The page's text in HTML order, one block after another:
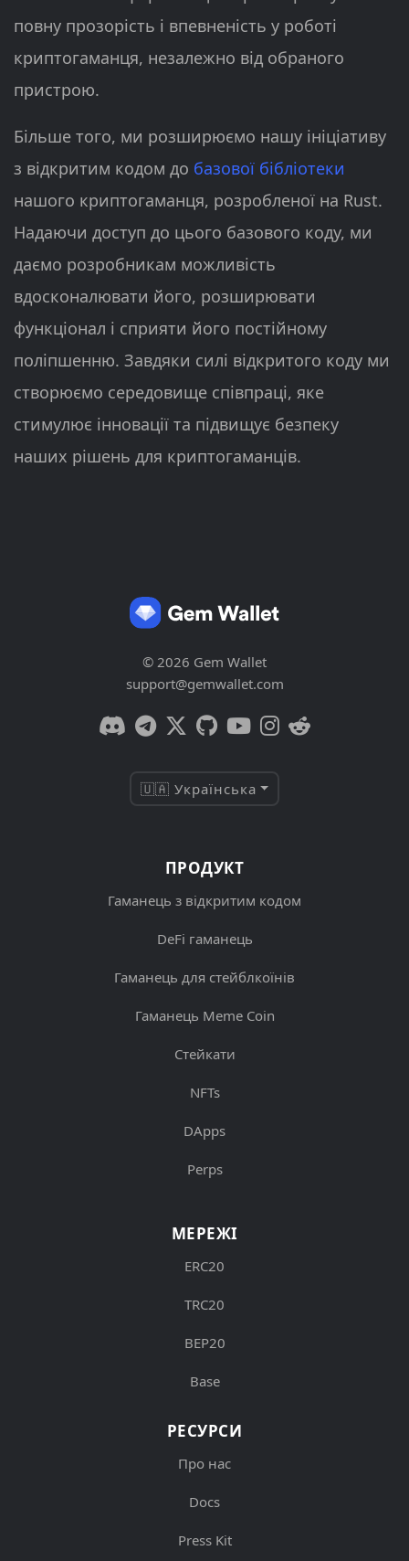
повну прозорість і впевненість у роботі
криптогаманця, незалежно від обраного
пристрою.
Більше того, ми розширюємо нашу ініціативу
з відкритим кодом до базової бібліотеки
нашого криптогаманця, розробленої на Rust.
Надаючи доступ до цього базового коду, ми
даємо розробникам можливість
вдосконалювати його, розширювати
функціонал і сприяти його постійному
поліпшенню. Завдяки силі відкритого коду ми
створюємо середовище співпраці, яке
стимулює інновації та підвищує безпеку
наших рішень для криптогаманців.
© 2026 Gem Wallet
support@gemwallet.com
🇺🇦 Українська
ПРОДУКТ
Гаманець з відкритим кодом
DeFi гаманець
Гаманець для стейблкоїнів
Гаманець Meme Coin
Стейкати
NFTs
DApps
Perps
МЕРЕЖІ
ERC20
TRC20
BEP20
Base
РЕСУРСИ
Про нас
Docs
Press Kit